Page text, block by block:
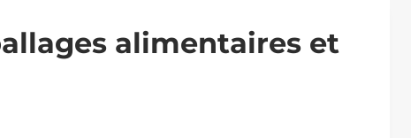
alimentaires et